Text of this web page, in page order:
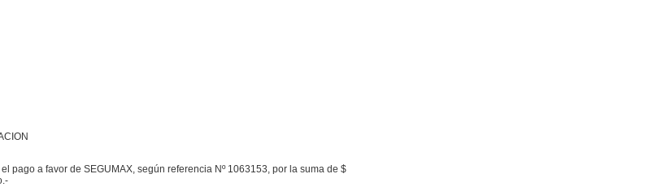
el pago a favor de SEGUMAX, según referencia Nº 1063153, por la suma de $